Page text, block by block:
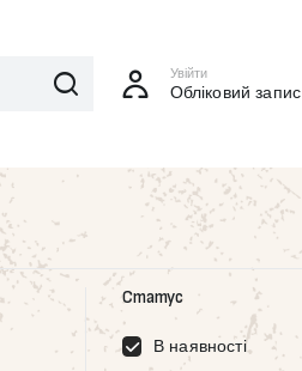
Увійти
Обліковий запис
Статус
В наявності